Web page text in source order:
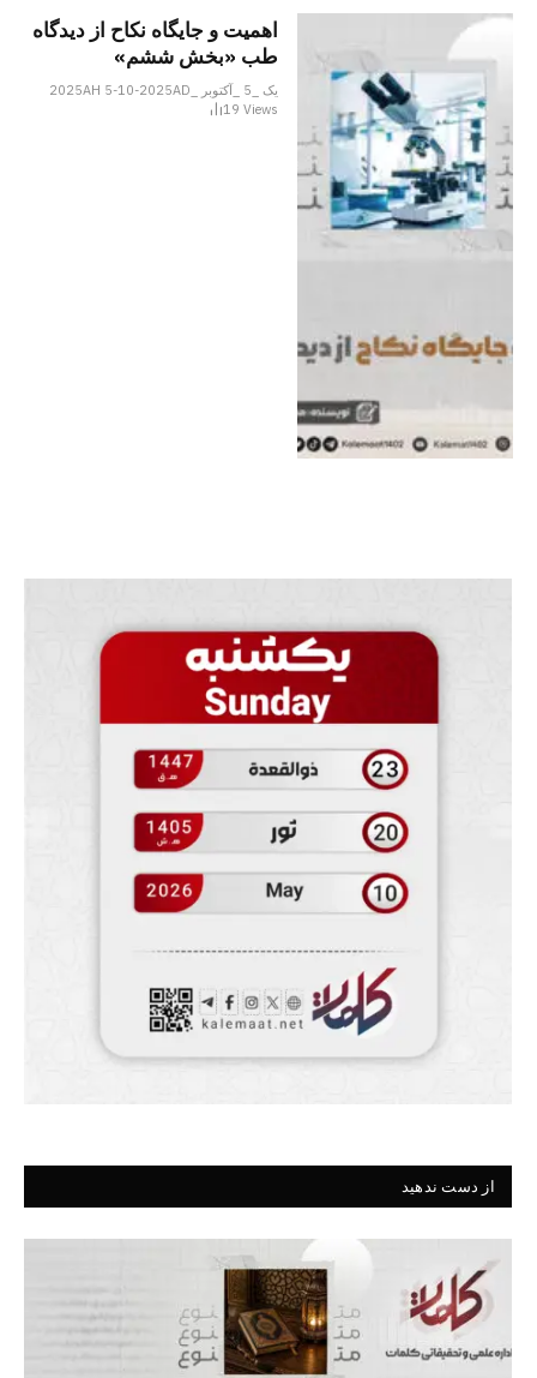
اهمیت و جایگاه نکاح از دیدگاه
طب «بخش ششم»
یک _5 _آکتوبر _2025AH 5-10-2025AD
19Views
از دست ندهید